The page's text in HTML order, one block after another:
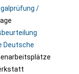
/
Deutsche